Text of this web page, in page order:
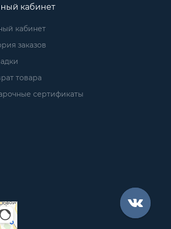
кабинет
кабинет
заказов
товара
сертификаты